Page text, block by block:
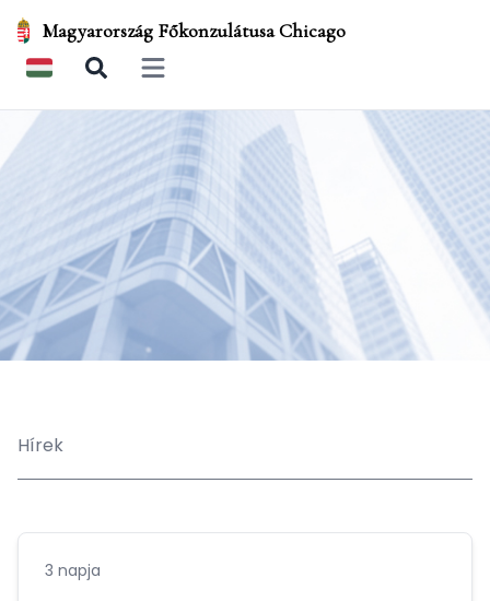
Magyarország Főkonzulátusa Chicago
Open main menu
Hírek
3 napja